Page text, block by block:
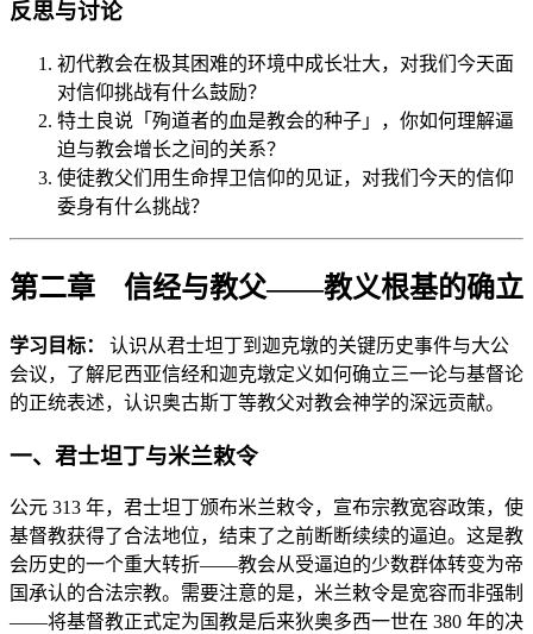
反思与讨论
初代教会在极其困难的环境中成长壮大，对我们今天面
对信仰挑战有什么鼓励？
特土良说「殉道者的血是教会的种子」，你如何理解逼
迫与教会增长之间的关系？
使徒教父们用生命捍卫信仰的见证，对我们今天的信仰
委身有什么挑战？
第二章 信经与教父——教义根基的确立
学习目标：
认识从君士坦丁到迦克墩的关键历史事件与大公
会议，了解尼西亚信经和迦克墩定义如何确立三一论与基督论
的正统表述，认识奥古斯丁等教父对教会神学的深远贡献。
一、君士坦丁与米兰敕令
公元 313 年，君士坦丁颁布米兰敕令，宣布宗教宽容政策，使
基督教获得了合法地位，结束了之前断断续续的逼迫。这是教
会历史的一个重大转折——教会从受逼迫的少数群体转变为帝
国承认的合法宗教。需要注意的是，米兰敕令是宽容而非强制
——将基督教正式定为国教是后来狄奥多西一世在 380 年的决